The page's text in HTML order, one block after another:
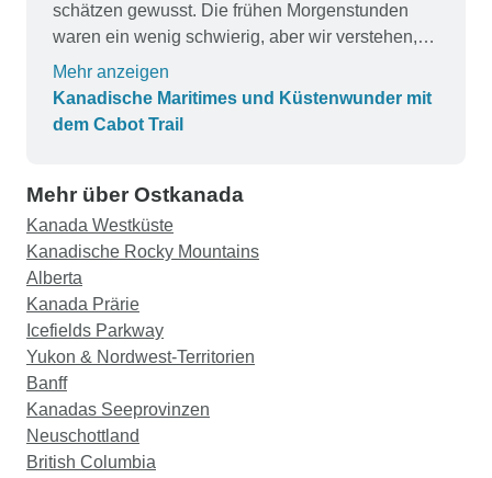
schätzen gewusst. Die frühen Morgenstunden
waren ein wenig schwierig, aber wir verstehen,
dass wir deshalb so viel unternehmen konnten.
Das Frühstück könnte verbessert werden. Ich
werde vielleicht ein Jahr lang kein Rührei mehr
und in einem anderen Fischfrikadellen,
ansonsten hatten wir jeden Tag Rührei, Speck,
Wurst und Kartoffeln. Eine Tour, die man in den
Reiseplan aufnehmen sollte, wäre eine
Walbeobachtungsoption. Ansonsten waren alle
Touren ausgezeichnet.
Mehr anzeigen
Kanadische Maritimes und Küstenwunder mit
dem Cabot Trail
Mehr über Ostkanada
Kanada Westküste
Kanadische Rocky Mountains
Alberta
Kanada Prärie
Icefields Parkway
Yukon & Nordwest-Territorien
Banff
Kanadas Seeprovinzen
Neuschottland
British Columbia